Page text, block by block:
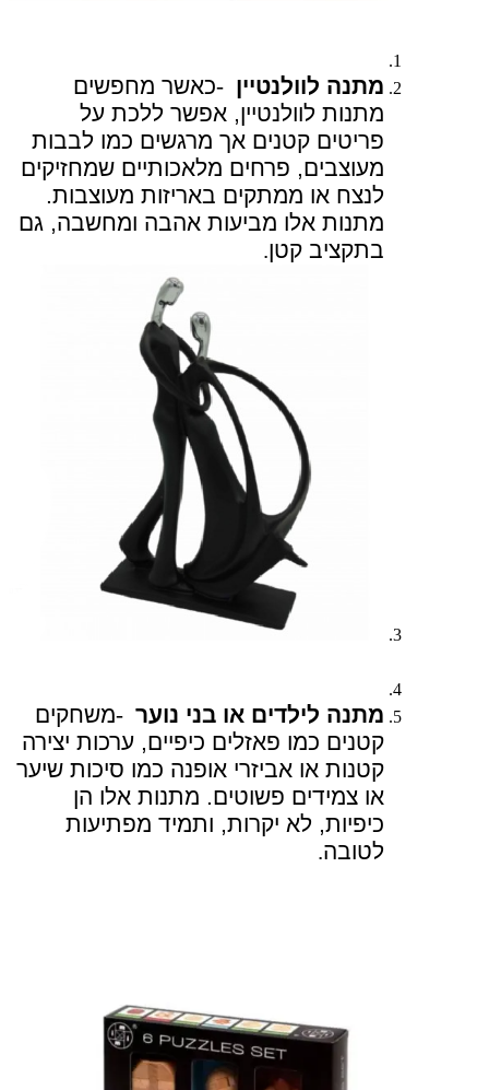
מתנה לוולנטיין -כאשר מחפשים
מתנות לוולנטיין, אפשר ללכת על
פריטים קטנים אך מרגשים כמו לבבות
מעוצבים, פרחים מלאכותיים שמחזיקים
לנצח או ממתקים באריזות מעוצבות.
מתנות אלו מביעות אהבה ומחשבה, גם
בתקציב קטן.
מתנה לילדים או בני נוער -משחקים
קטנים כמו פאזלים כיפיים, ערכות יצירה
קטנות או אביזרי אופנה כמו סיכות שיער
או צמידים פשוטים. מתנות אלו הן
כיפיות, לא יקרות, ותמיד מפתיעות
לטובה.